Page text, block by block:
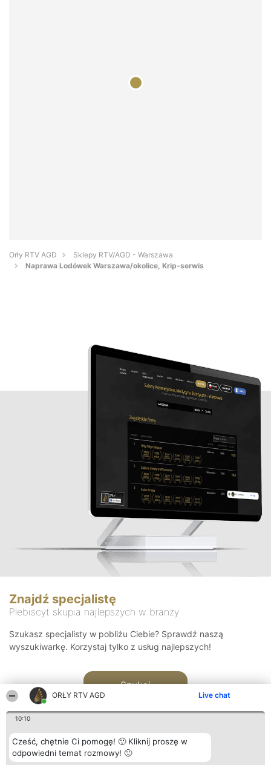
ORŁY RTV AGD Live chat
10:10
Cześć, chętnie Ci pomogę! 🙂 Kliknij proszę w
odpowiedni temat rozmowy! 🙂
Orły RTV AGD
Sklepy RTV/AGD - Warszawa
Naprawa Lodówek Warszawa/okolice, Krip-serwis
Znajdź specjalistę
Plebiscyt skupia najlepszych w branży
Szukasz specjalisty w pobliżu Ciebie? Sprawdź naszą
wyszukiwarkę. Korzystaj tylko z usług najlepszych!
Szukaj